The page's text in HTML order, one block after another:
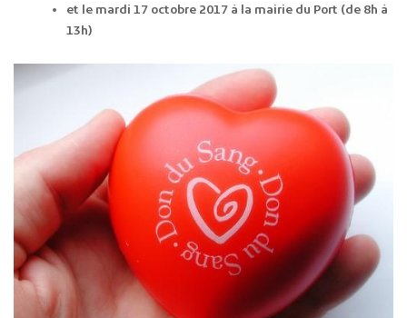
et le mardi 17 octobre 2017 à la mairie du Port (de 8h à
13h)